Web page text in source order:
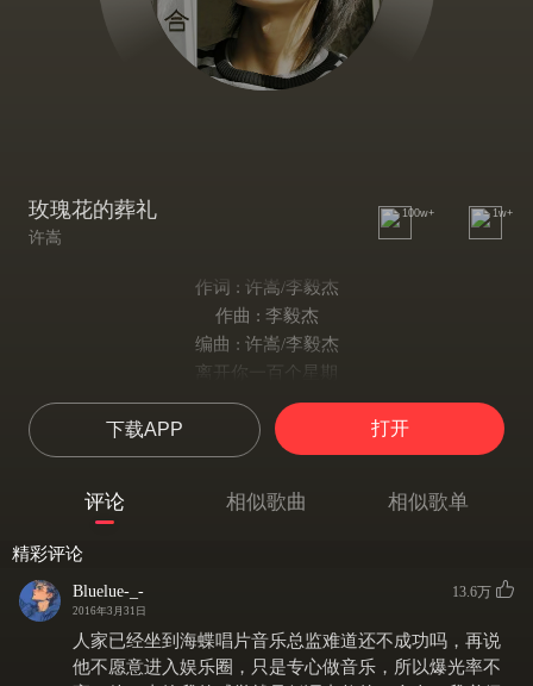
玫瑰花的葬礼
许嵩
100w+ 1w+
作词 : 许嵩/李毅杰
作曲 : 李毅杰
编曲 : 许嵩/李毅杰
离开你一百个星期
我回到了这里
寻找我们爱过的证据
没有人愿意提起
今天这里的主题
过去我和你在一起
是我太叛逆
下载APP 打开
评论 相似歌曲 相似歌单
精彩评论
Bluelue-_-
2016年3月31日
13.6万
人家已经坐到海蝶唱片音乐总监难道还不成功吗，再说
他不愿意进入娱乐圈，只是专心做音乐，所以爆光率不